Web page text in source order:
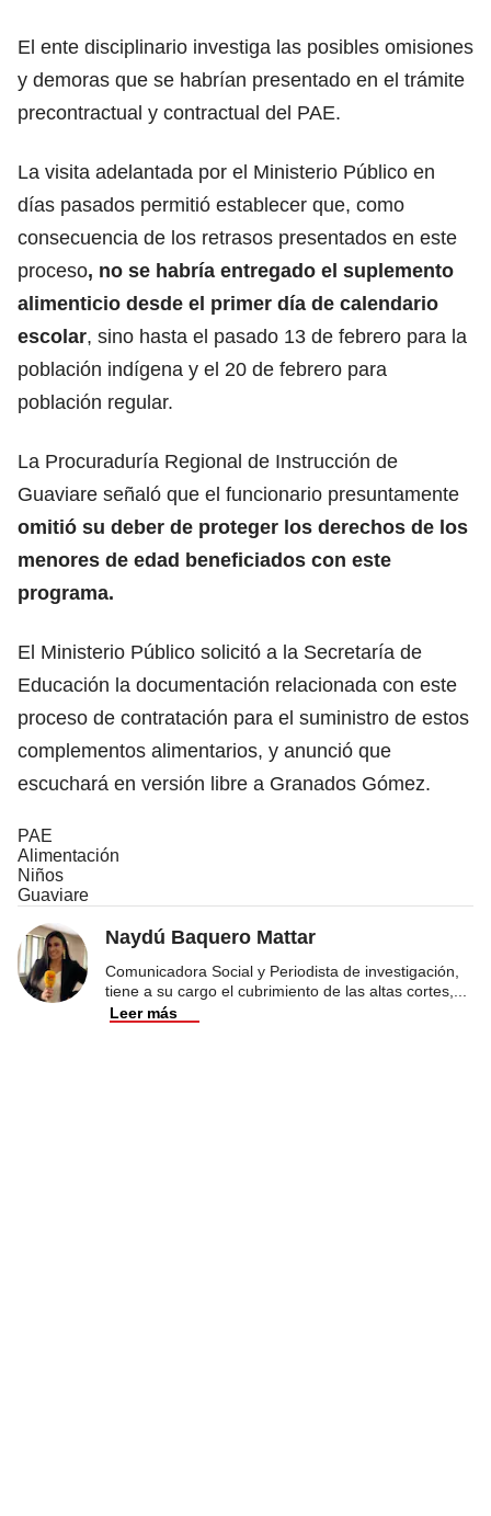
El ente disciplinario investiga las posibles omisiones
y demoras que se habrían presentado en el trámite
precontractual y contractual del PAE.
La visita adelantada por el Ministerio Público en
días pasados permitió establecer que, como
consecuencia de los retrasos presentados en este
proceso, no se habría entregado el suplemento
alimenticio desde el primer día de calendario
escolar, sino hasta el pasado 13 de febrero para la
población indígena y el 20 de febrero para
población regular.
La Procuraduría Regional de Instrucción de
Guaviare señaló que el funcionario presuntamente
omitió su deber de proteger los derechos de los
menores de edad beneficiados con este
programa.
El Ministerio Público solicitó a la Secretaría de
Educación la documentación relacionada con este
proceso de contratación para el suministro de estos
complementos alimentarios, y anunció que
escuchará en versión libre a Granados Gómez.
PAE
Alimentación
Niños
Guaviare
Naydú Baquero Mattar
Comunicadora Social y Periodista de investigación,
tiene a su cargo el cubrimiento de las altas cortes,
Leer más